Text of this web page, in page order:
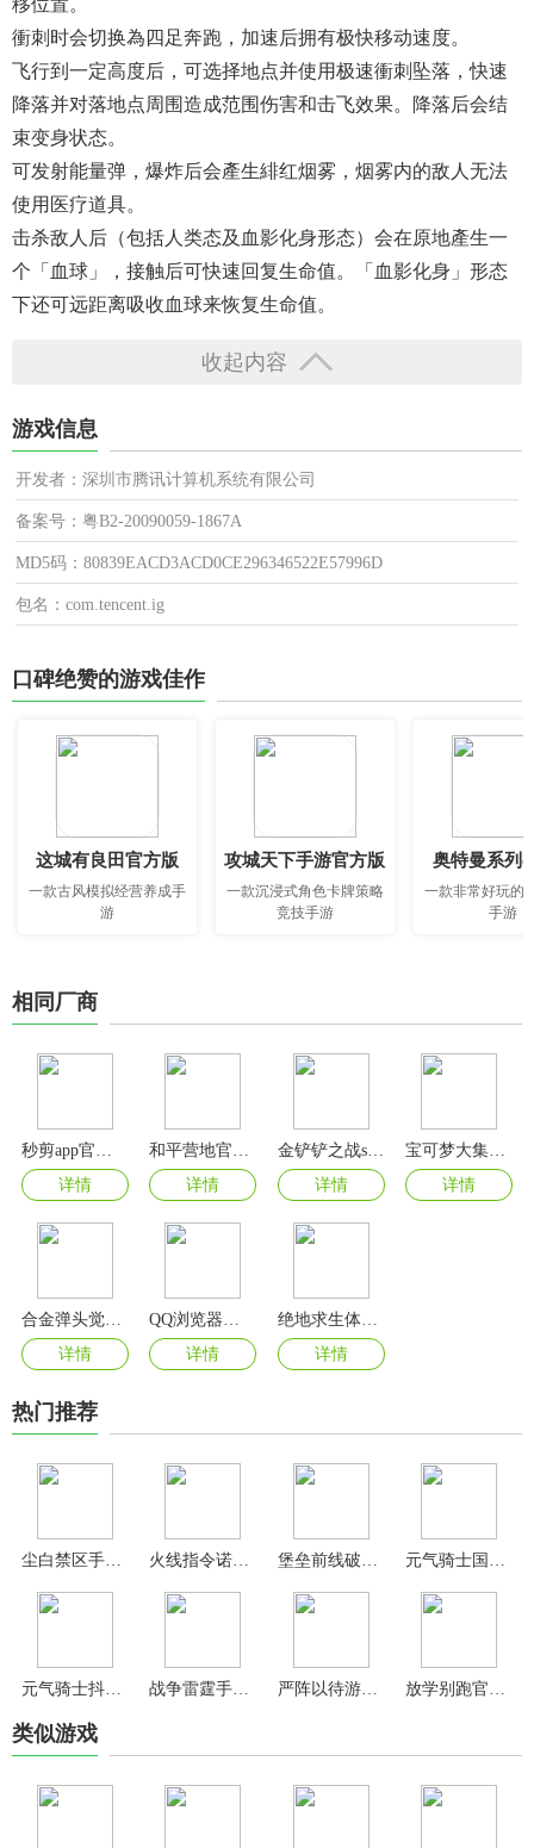
移位置。
衝刺时会切换為四足奔跑，加速后拥有极快移动速度。
飞行到一定高度后，可选择地点并使用极速衝刺坠落，快速
降落并对落地点周围造成范围伤害和击飞效果。降落后会结
束变身状态。
可发射能量弹，爆炸后会產生緋红烟雾，烟雾内的敌人无法
使用医疗道具。
击杀敌人后（包括人类态及血影化身形态）会在原地產生一
个「血球」，接触后可快速回复生命值。「血影化身」形态
下还可远距离吸收血球来恢复生命值。
收起内容
游戏信息
开发者：深圳市腾讯计算机系统有限公司
备案号：粤B2-20090059-1867A
MD5码：80839EACD3ACD0CE296346522E57996D
包名：com.tencent.ig
口碑绝赞的游戏佳作
这城有良田官方版
一款古风模拟经营养成手
游
攻城天下手游官方版
一款沉浸式角色卡牌策略
竞技手游
奥特曼系列
一款非常好玩的
手游
相同厂商
详情
详情
金铲铲之战s9美测服
详情
详情
合金弹头觉醒手游正版
详情
详情
绝地求生体验服
详情
热门推荐
尘白禁区手游最新版
元气骑士抖音版 战争雷霆手游官方版 严阵以待游戏手机版 放学别跑官方版
类似游戏